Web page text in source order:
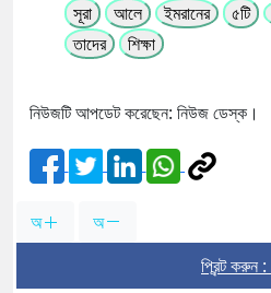
সূরা
আলে ইমরানের ৫টি
তাদের
শিক্ষা
নিউজটি আপডেট করেছেন: নিউজ ডেস্ক।
অ
অ
প্রিন্ট করুন :